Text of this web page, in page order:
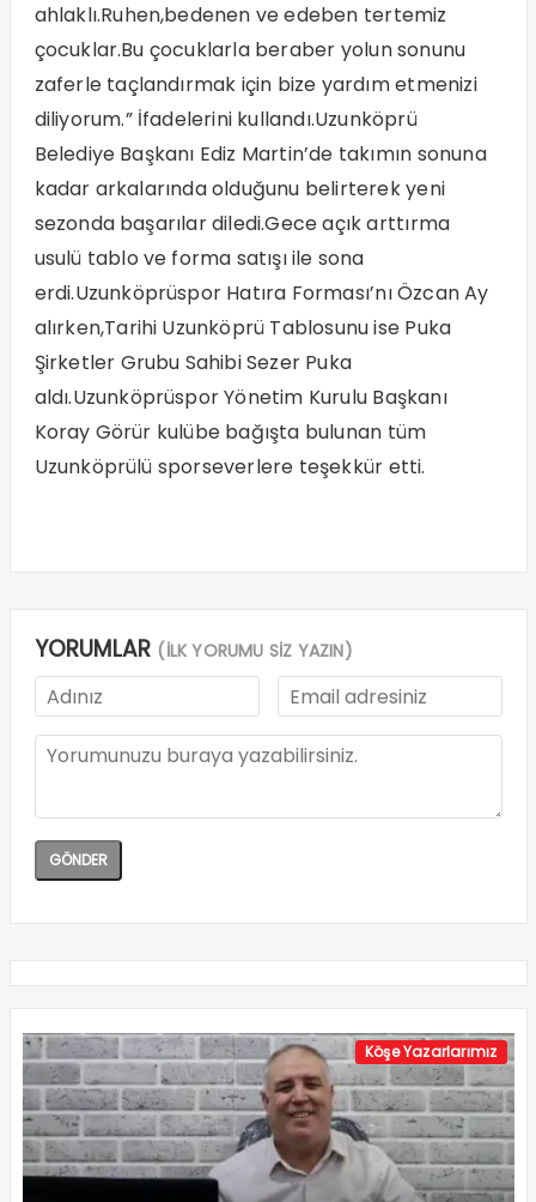
ahlaklı.Ruhen,bedenen ve edeben tertemiz
çocuklar.Bu çocuklarla beraber yolun sonunu
zaferle taçlandırmak için bize yardım etmenizi
diliyorum.” İfadelerini kullandı.Uzunköprü
Belediye Başkanı Ediz Martin’de takımın sonuna
kadar arkalarında olduğunu belirterek yeni
sezonda başarılar diledi.Gece açık arttırma
usulü tablo ve forma satışı ile sona
erdi.Uzunköprüspor Hatıra Forması’nı Özcan Ay
alırken,Tarihi Uzunköprü Tablosunu ise Puka
Şirketler Grubu Sahibi Sezer Puka
aldı.Uzunköprüspor Yönetim Kurulu Başkanı
Koray Görür kulübe bağışta bulunan tüm
Uzunköprülü sporseverlere teşekkür etti.
YORUMLAR (İLK YORUMU SİZ YAZIN)
Köşe Yazarlarımız